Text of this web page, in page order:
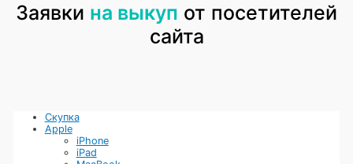
Заявки на выкуп от посетителей
сайта
Скупка
Apple
iPhone
iPad